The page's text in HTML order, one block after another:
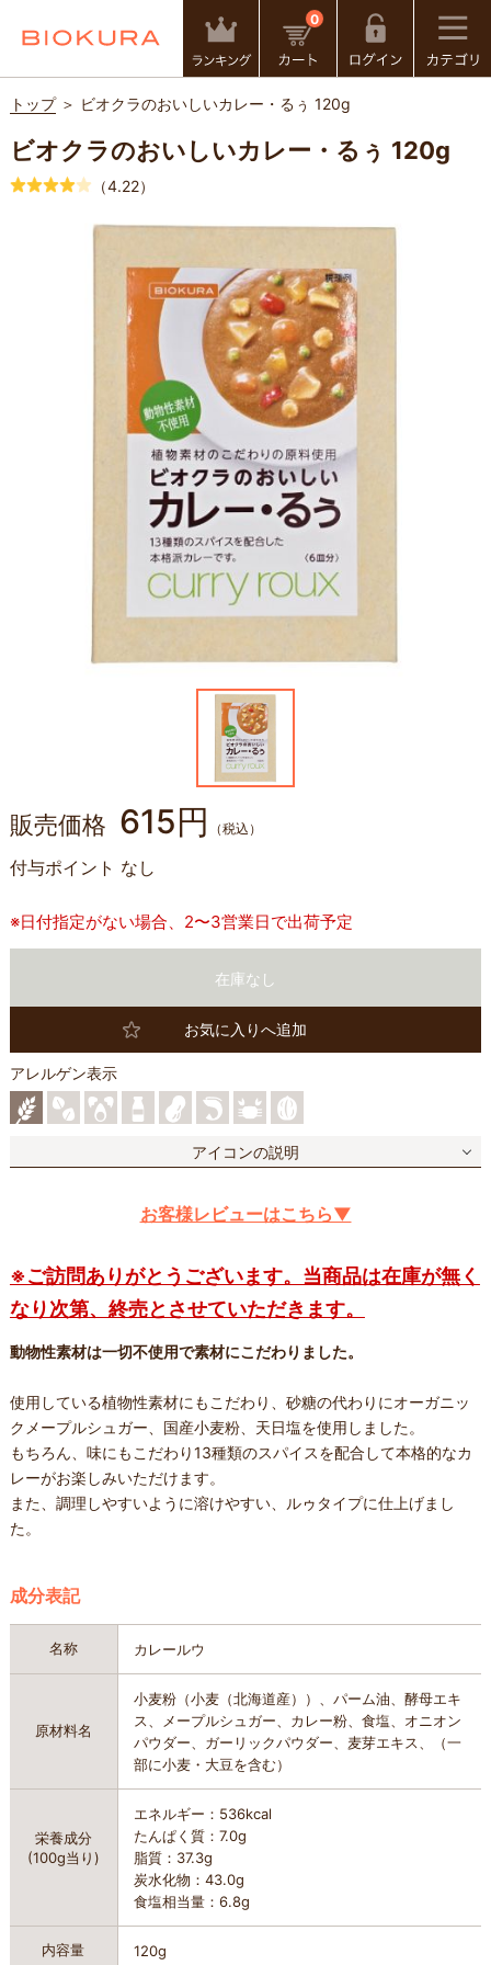
0
トップ＞ ビオクラのおいしいカレー・るぅ 120g
ビオクラのおいしいカレー・るぅ 120g
（4.22）
販売価格 615円 （税込）
付与ポイント なし
※日付指定がない場合、2〜3営業日で出荷予定
在庫なし
お気に入りへ追加
アレルゲン表示
アイコンの説明
お客様レビューはこちら▼
※ご訪問ありがとうございます。当商品は在庫が無く
なり次第、終売とさせていただきます。
動物性素材は一切不使用で素材にこだわりました。
使用している植物性素材にもこだわり、砂糖の代わりにオーガニッ
クメープルシュガー、国産小麦粉、天日塩を使用しました。
もちろん、味にもこだわり13種類のスパイスを配合して本格的なカ
レーがお楽しみいただけます。
また、調理しやすいように溶けやすい、ルゥタイプに仕上げまし
た。
成分表記
名称 カレールウ
原材料名
小麦粉（小麦（北海道産））、パーム油、酵母エキ
ス、メープルシュガー、カレー粉、食塩、オニオン
パウダー、ガーリックパウダー、麦芽エキス、（一
部に小麦・大豆を含む）
栄養成分
(100g当り)
エネルギー：536kcal
たんぱく質：7.0g
脂質：37.3g
炭水化物：43.0g
食塩相当量：6.8g
内容量 120g